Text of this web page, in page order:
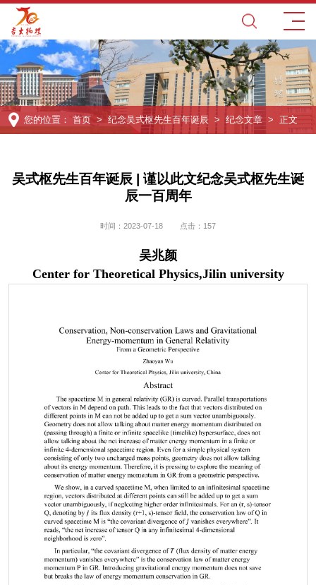
您的位置： 首页 > 纪念吴式枢先生百年诞辰 >纪念文章 > 正文
吴式枢先生百年诞辰 | 谨以此文纪念吴式枢先生诞
辰一百周年
时间：2023-07-18 点击： 157
吴兆颜
Center for Theoretical Physics,Jilin university